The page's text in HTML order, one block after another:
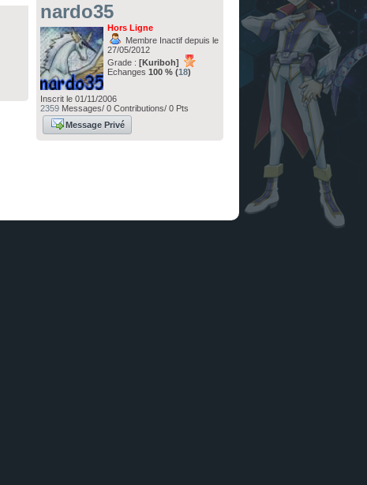
nardo35
Hors Ligne
Membre Inactif depuis le
27/05/2012
Grade : [Kuriboh]
Echanges 100 % (18)
Inscrit le 01/11/2006
2359Messages/ 0 Contributions/ 0 Pts
Message Privé